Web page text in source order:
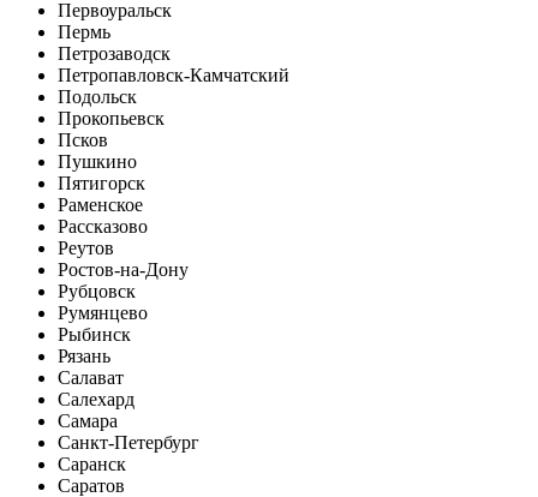
Первоуральск
Пермь
Петрозаводск
Петропавловск-Камчатский
Подольск
Прокопьевск
Псков
Пушкино
Пятигорск
Раменское
Рассказово
Реутов
Ростов-на-Дону
Рубцовск
Румянцево
Рыбинск
Рязань
Салават
Салехард
Самара
Санкт-Петербург
Саранск
Саратов